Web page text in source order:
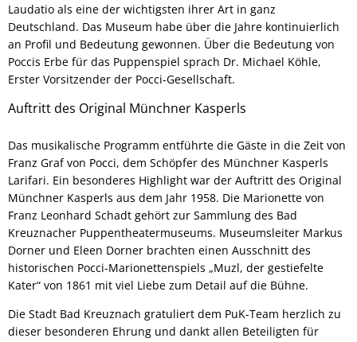
Laudatio als eine der wichtigsten ihrer Art in ganz
Deutschland. Das Museum habe über die Jahre kontinuierlich
an Profil und Bedeutung gewonnen. Über die Bedeutung von
Poccis Erbe für das Puppenspiel sprach Dr. Michael Köhle,
Erster Vorsitzender der Pocci-Gesellschaft.
Auftritt des Original Münchner Kasperls
Das musikalische Programm entführte die Gäste in die Zeit von
Franz Graf von Pocci, dem Schöpfer des Münchner Kasperls
Larifari. Ein besonderes Highlight war der Auftritt des Original
Münchner Kasperls aus dem Jahr 1958. Die Marionette von
Franz Leonhard Schadt gehört zur Sammlung des Bad
Kreuznacher Puppentheatermuseums. Museumsleiter Markus
Dorner und Eleen Dorner brachten einen Ausschnitt des
historischen Pocci-Marionettenspiels „Muzl, der gestiefelte
Kater“ von 1861 mit viel Liebe zum Detail auf die Bühne.
Die Stadt Bad Kreuznach gratuliert dem PuK-Team herzlich zu
dieser besonderen Ehrung und dankt allen Beteiligten für